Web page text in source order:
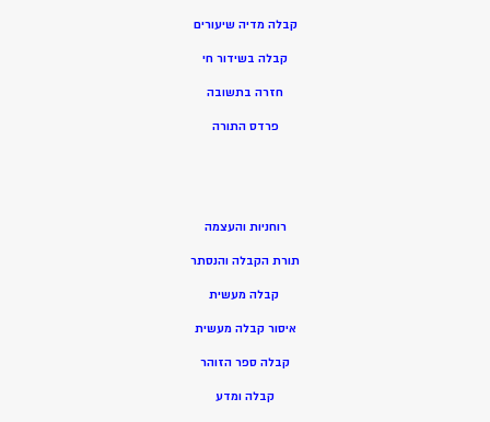
קבלה מדיה שיעורים
קבלה בשידור חי
חזרה בתשובה
פרדס התורה
רוחניות והעצמה
תורת הקבלה והנסתר
קבלה מעשית
איסור קבלה מעשית
קבלה ספר הזוהר
קבלה ומדע